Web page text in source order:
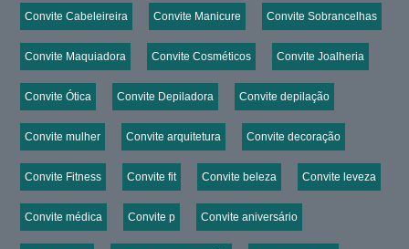
Convite Cabeleireira Convite Manicure Convite Sobrancelhas
Convite Maquiadora Convite Cosméticos Convite Joalheria
Convite Ótica Convite Depiladora Convite depilação
Convite mulher Convite arquitetura Convite decoração
Convite Fitness Convite fit Convite beleza Convite leveza
Convite médica Convite p Convite aniversário